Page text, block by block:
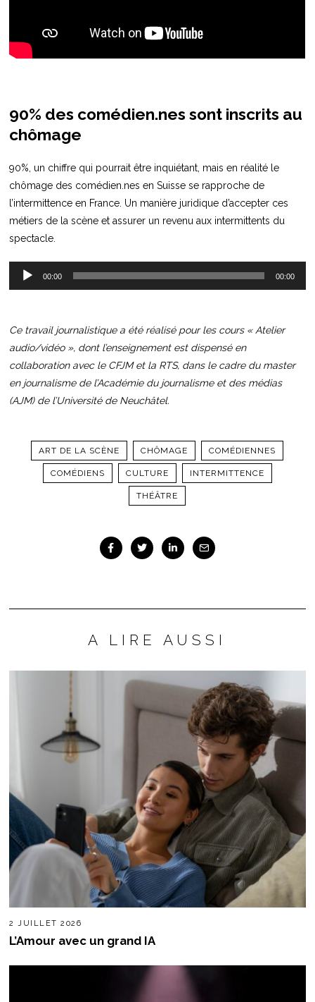
90% des comédien.nes sont inscrits au
chômage
90%, un chiffre qui pourrait être inquiétant, mais en réalité le
chômage des comédien.nes en Suisse se rapproche de
l’intermittence en France. Un manière juridique d’accepter ces
métiers de la scène et assurer un revenu aux intermittents du
spectacle.
Lecteur
00:00 00:00
Ce travail journalistique a été réalisé pour les cours « Atelier
audio/vidéo », dont l’enseignement est dispensé en
collaboration avec le CFJM et la RTS, dans le cadre du master
en journalisme de l’Académie du journalisme et des médias
(AJM) de l’Université de Neuchâtel.
ART DE LA SCÈNE CHÔMAGE COMÉDIENNES
COMÉDIENS CULTURE INTERMITTENCE
THÉÂTRE
A LIRE AUSSI
2 JUILLET 2026
L’Amour avec un grand IA